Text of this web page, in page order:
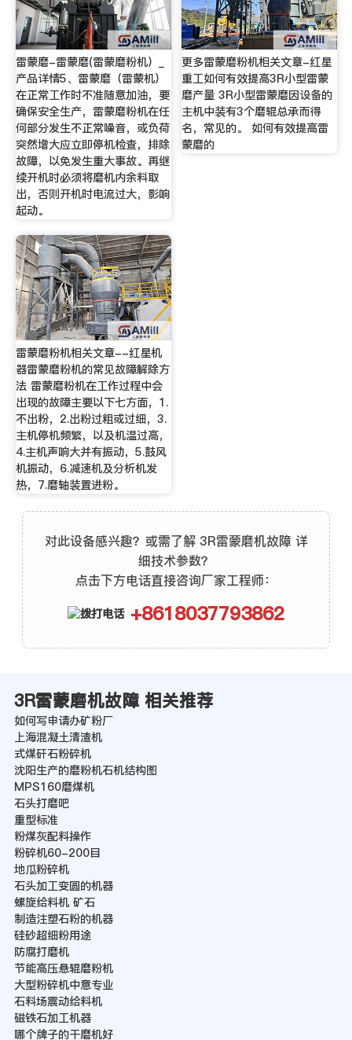
雷蒙磨-雷蒙磨(雷蒙磨粉机）_
产品详情5、雷蒙磨（雷蒙机）
在正常工作时不准随意加油，要
确保安全生产，雷蒙磨粉机在任
何部分发生不正常噪音，或负荷
突然增大应立即停机检查，排除
故障，以免发生重大事故。再继
续开机时必须将磨机内余料取
出，否则开机时电流过大，影响
起动。
更多雷蒙磨粉机相关文章-红星
重工如何有效提高3R小型雷蒙
磨产量 3R小型雷蒙磨因设备的
主机中装有3个磨辊总承而得
名，常见的。 如何有效提高雷
蒙磨的
雷蒙磨粉机相关文章--红星机
器雷蒙磨粉机的常见故障解除方
法 雷蒙磨粉机在工作过程中会
出现的故障主要以下七方面，1.
不出粉，2.出粉过粗或过细，3.
主机停机频繁，以及机温过高，
4.主机声响大并有振动，5.鼓风
机振动，6.减速机及分析机发
热，7.磨轴装置进粉。
对此设备感兴趣？或需了解 3R雷蒙磨机故障 详
细技术参数？
点击下方电话直接咨询厂家工程师：
+8618037793862
3R雷蒙磨机故障 相关推荐
如何写申请办矿粉厂
上海混凝土清渣机
式煤矸石粉碎机
沈阳生产的磨粉机石机结构图
MPS160磨煤机
石头打磨吧
重型标准
粉煤灰配料操作
粉碎机60-200目
地瓜粉碎机
石头加工变圆的机器
螺旋给料机 矿石
制造注塑石粉的机器
硅砂超细粉用途
防腐打磨机
节能高压悬辊磨粉机
大型粉碎机中意专业
石料场震动给料机
磁铁石加工机器
哪个牌子的干磨机好